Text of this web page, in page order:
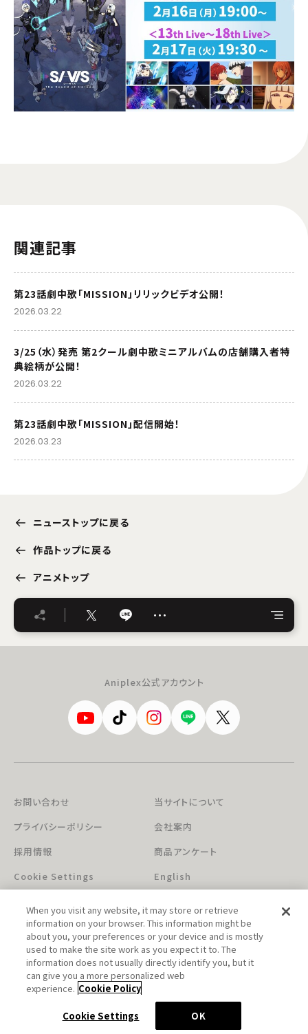
関連記事
第23話劇中歌「MISSION」リリックビデオ公開！
2026.03.22
3/25（水）発売 第2クール劇中歌ミニアルバムの店舗購入者特
典絵柄が公開！
2026.03.22
第23話劇中歌「MISSION」配信開始！
2026.03.23
ニューストップに戻る
作品トップに戻る
アニメトップ
…
Aniplex公式アカウント
お問い合わせ
当サイトについて
プライバシーポリシー
会社案内
採用情報
商品アンケート
Cookie Settings
English
このホームページに掲載されている著作物の無断利用を禁じます。
© Aniplex Inc. All rights reserved.
When you visit any website, it may store or retrieve
information on your browser. This information might be
about you, your preferences or your device and is mostly
used to make the site work as you expect it to. The
information does not usually directly identify you, but it
can give you a more personalized web
experience. Cookie Policy
Cookie Settings OK